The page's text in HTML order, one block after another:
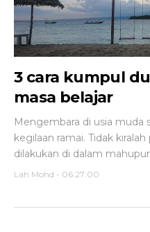
3 cara kumpul
masa belajar
Mengembara di usia muda
kegilaan ramai. Tidak
dilakukan di dalam
Lah Mohd - 06:27:00